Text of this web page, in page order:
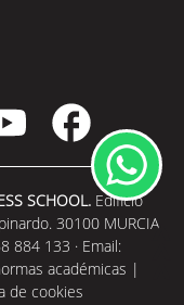
SCHOOL. Edificio
30100 MURCIA
884 133 · Email:
académicas |
de cookies